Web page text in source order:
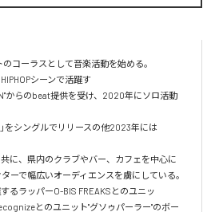
コーラスとして音楽活動を始める。
シーンで活躍す
からのbeat提供を受け、2020年にソロ活動
をシングルでリリースの他2023年には
に、県内のクラブやバー、カフェを中心に
ーで幅広いオーディエンスを虜にしている。
るラッパーO-BIS FREAKSとのユニッ
とのユニット"グソゥパーラー"のボー